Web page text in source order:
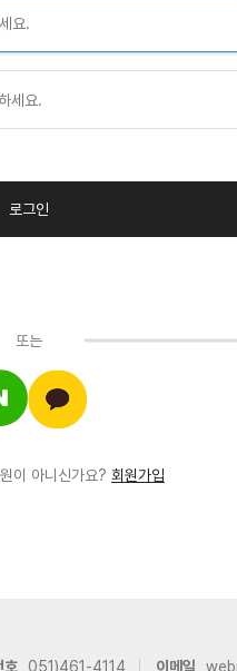
또는
이 아니신가요? 회원가입
호 051)461-4114 이메일